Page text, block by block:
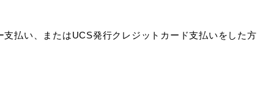
払い、またはUCS発行クレジットカード支払いをした方